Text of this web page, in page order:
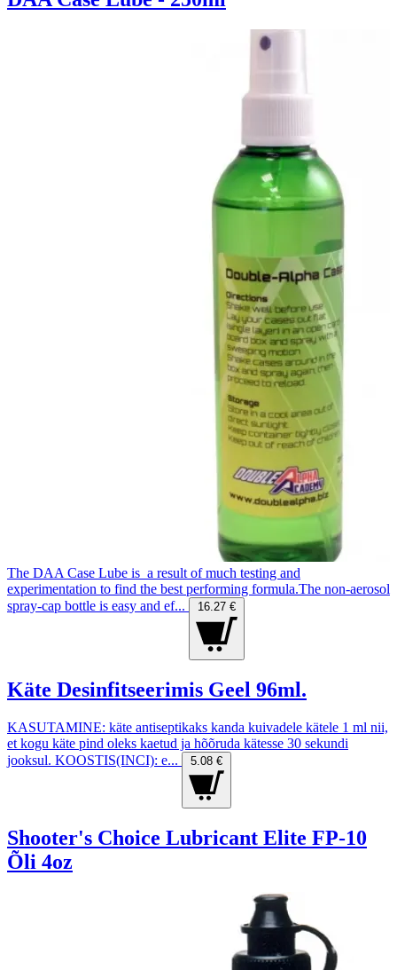
The DAA Case Lube is a result of much testing and
experimentation to find the best performing formula.The non-aerosol
spray-cap bottle is easy and ef...
16.27 €
Käte Desinfitseerimis Geel 96ml.
KASUTAMINE: käte antiseptikaks kanda kuivadele kätele 1 ml nii,
et kogu käte pind oleks kaetud ja hõõruda kätesse 30 sekundi
jooksul. KOOSTIS(INCI): e...
5.08 €
Shooter's Choice Lubricant Elite FP-10
Õli 4oz